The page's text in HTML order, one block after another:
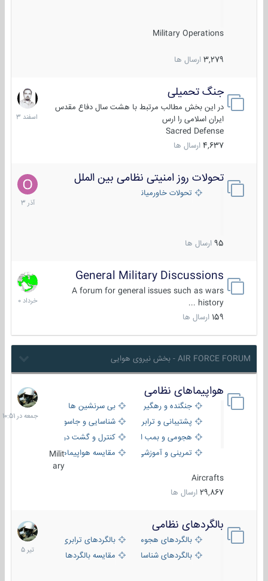
Military Operations
3,279 ارسال ها
جنگ تحمیلی
در این بخش مطالب مرتبط با هشت سال دفاع مقدس
ایران اسلامی را ارس
Sacred Defense
4,637 ارسال ها
20
اسفند
1403
تحولات روز امنیتی نظامی بین الملل
تحولات خاورمیانه
95 ارسال ها
21
آذر
1403
General Military Discussions
A forum for general issues such as wars
history ...
159 ارسال ها
10
خرداد
1400
AIR FORCE FORUM - بخش نیروی هوایی
هواپیماهای نظامی
جنگنده و رهگیر
بی سرنشین ها
پشتیبانی و ترابری
شناسایی و جاسوسی
هجومی و بمب افکن
کنترل و گشت دریایی
تمرینی و آموزشی
مقایسه هواپیماهاMilit
ary
Aircrafts
29,867 ارسال ها
جمعه
در
10:51
بالگردهای نظامی
بالگردهای هجومی
بالگردهای ترابری
بالگردهای شناسایی
مقایسه بالگردها
22
تیر
1405